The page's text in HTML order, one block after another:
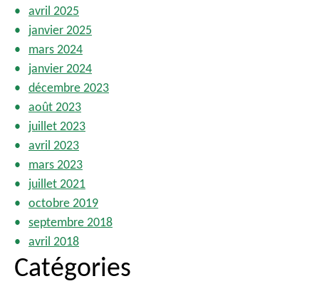
avril 2025
janvier 2025
mars 2024
janvier 2024
décembre 2023
août 2023
juillet 2023
avril 2023
mars 2023
juillet 2021
octobre 2019
septembre 2018
avril 2018
Catégories